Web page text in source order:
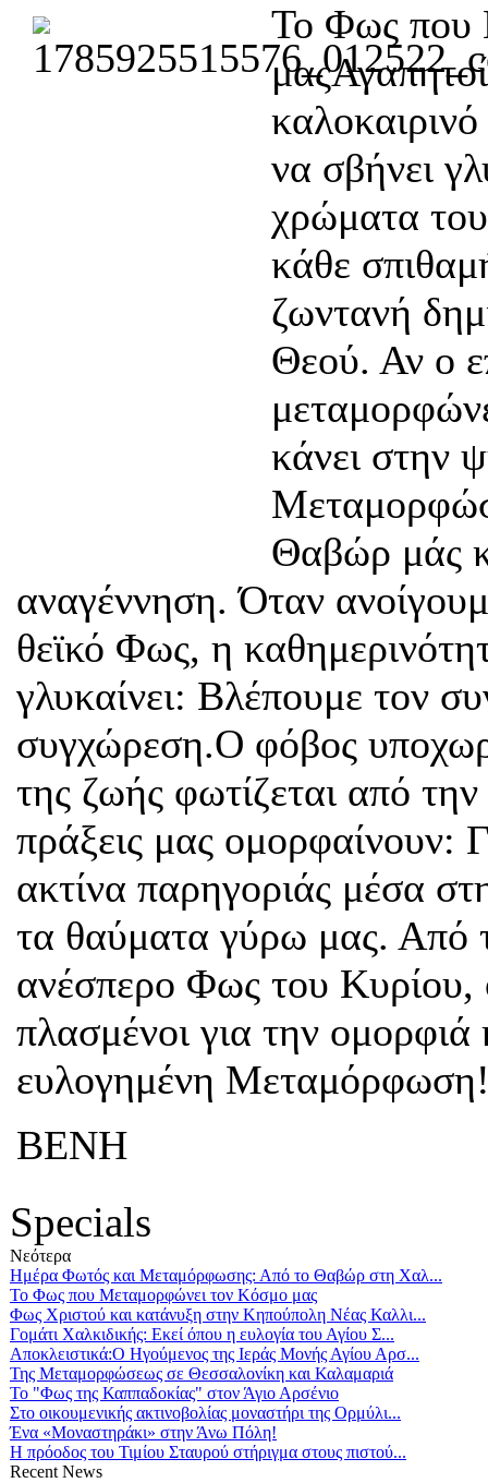
Το Φως που
να σβήνει
χρώματα
κάθε
ζωντανή
Θεού. Αν ο
κάνει στην
Θαβώρ μάς
αναγέννηση. Όταν
θεϊκό Φως, η
γλυκαίνει: Βλέπουμε τον
συγχώρεση.Ο φόβος
της ζωής φωτίζεται από
πράξεις μας ομορφαίνουν:
ακτίνα παρηγοριάς μέσα
τα θαύματα γύρω μας. Από
ανέσπερο Φως του Κυρίου,
πλασμένοι για την
ευλογημένη
ΒΕΝΗ
Specials
Νεότερα
Ημέρα Φωτός και Μεταμόρφωσης: Από το Θαβώρ στη Χαλ...
Το Φως που Μεταμορφώνει τον Κόσμο μας
Φως Χριστού και κατάνυξη στην Κηπούπολη Νέας Καλλι...
Γομάτι Χαλκιδικής: Εκεί όπου η ευλογία του Αγίου Σ...
Αποκλειστικά:Ο Ηγούμενος της Ιεράς Μονής Αγίου Αρσ...
Της Μεταμορφώσεως σε Θεσσαλονίκη και Καλαμαριά
Το "Φως της Καππαδοκίας" στον Άγιο Αρσένιο
Στο οικουμενικής ακτινοβολίας μοναστήρι της Ορμύλι...
Ένα «Μοναστηράκι» στην Άνω Πόλη!
Η πρόοδος του Τιμίου Σταυρού στήριγμα στους πιστού...
RecentNews